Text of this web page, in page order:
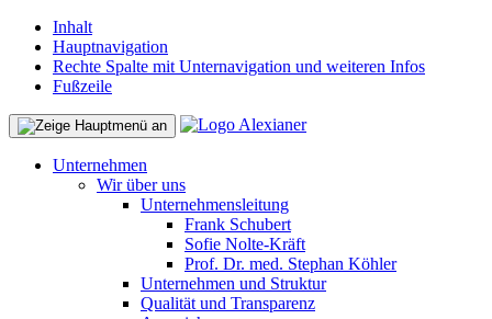
Inhalt
Hauptnavigation
Rechte Spalte mit Unternavigation und weiteren Infos
Fußzeile
Unternehmen
Wir über uns
Unternehmensleitung
Frank Schubert
Sofie Nolte-Kräft
Prof. Dr. med. Stephan Köhler
Unternehmen und Struktur
Qualität und Transparenz